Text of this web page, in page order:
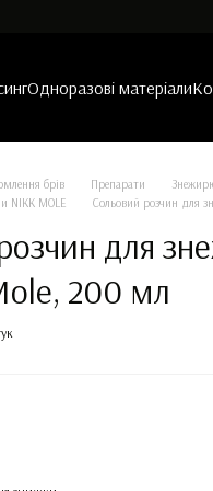
Одноразові матеріали
брів Препарати
NIKK MOLE
Сольовий розчин для
для
200 мл